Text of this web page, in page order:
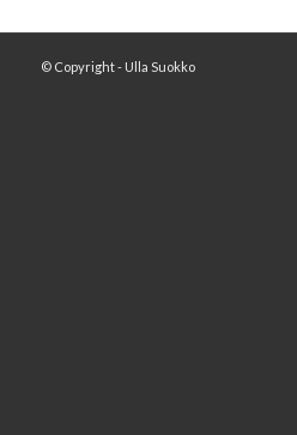
© Copyright - Ulla Suokko